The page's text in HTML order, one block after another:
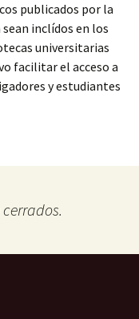
publicados por la
inclídos en los
universitarias
facilitar el acceso a
y estudiantes